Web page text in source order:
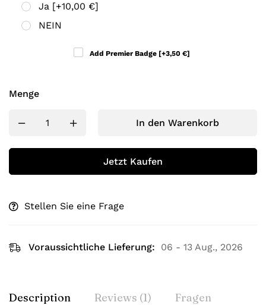
Ja [+10,00 €]
NEIN
Add Premier Badge [+3,50 €]
Menge
In den Warenkorb
Jetzt Kaufen
Stellen Sie eine Frage
Voraussichtliche Lieferung: 06 - 13 Aug., 2026
Description Reviews (1) Fragen